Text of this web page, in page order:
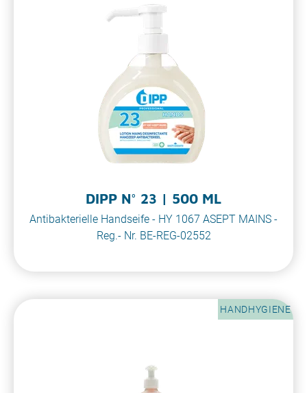
DIPP N° 23 | 500 ML
Antibakterielle Handseife - HY 1067 ASEPT MAINS -
Reg.- Nr. BE-REG-02552
HANDHYGIENE